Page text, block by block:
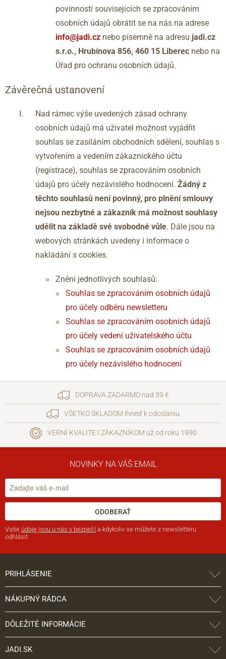
povinností souvisejících se zpracováním
osobních údajů obrátit se na nás na adrese
info@jadi.cz nebo písemně na adresu jadi.cz
s.r.o., Hrubínova 856, 460 15 Liberec nebo na
Úřad pro ochranu osobních údajů.
Závěrečná ustanovení
Nad rámec výše uvedených zásad ochrany
osobních údajů má uživatel možnost vyjádřit
souhlas se zasíláním obchodních sdělení, souhlas s
vytvořením a vedením zákaznického účtu
(registrace), souhlas se zpracováním osobních
údajů pro účely nezávislého hodnocení. Žádný z
těchto souhlasů není povinný, pro plnění smlouvy
nejsou nezbytné a zákazník má možnost souhlasy
udělit na základě své svobodné vůle. Dále jsou na
webových stránkách uvedeny i informace o
nakládání s cookies.
Znění jednotlivých souhlasů:
Souhlas se zpracováním osobních údajů
pro účely odběru newsletteru
Souhlas se zpracováním osobních údajů
pro účely vedení uživatelského účtu
Souhlas se zpracováním osobních údajů
pro účely nezávislého hodnocení
DOPRAVA ZADARMO nad 39 €
VŠETKO SKLADOM ihneď k odoslaniu
VERNÍ KVALITE I ZÁKAZNÍKOM už od roku 1990
NOVINKY NA VÁŠ EMAIL
ODOBERAŤ
Vaše údaje jsou u nás v bezpečí a kdykoliv se můžete z newsletteru
odhlásit.
PRIHLÁSENIE
NÁKUPNÝ RÁDCA
DÔLEŽITÉ INFORMÁCIE
JADI.SK